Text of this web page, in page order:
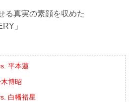
る真実の素顔を収めた
」
平本蓮
博昭
白幡裕星